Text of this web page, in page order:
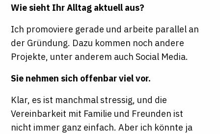
Wie sieht Ihr Alltag aktuell aus?
Ich promoviere gerade und arbeite parallel an
der Gründung. Dazu kommen noch andere
Projekte, unter anderem auch Social Media.
Sie nehmen sich offenbar viel vor.
Klar, es ist manchmal stressig, und die
Vereinbarkeit mit Familie und Freunden ist
nicht immer ganz einfach. Aber ich könnte ja